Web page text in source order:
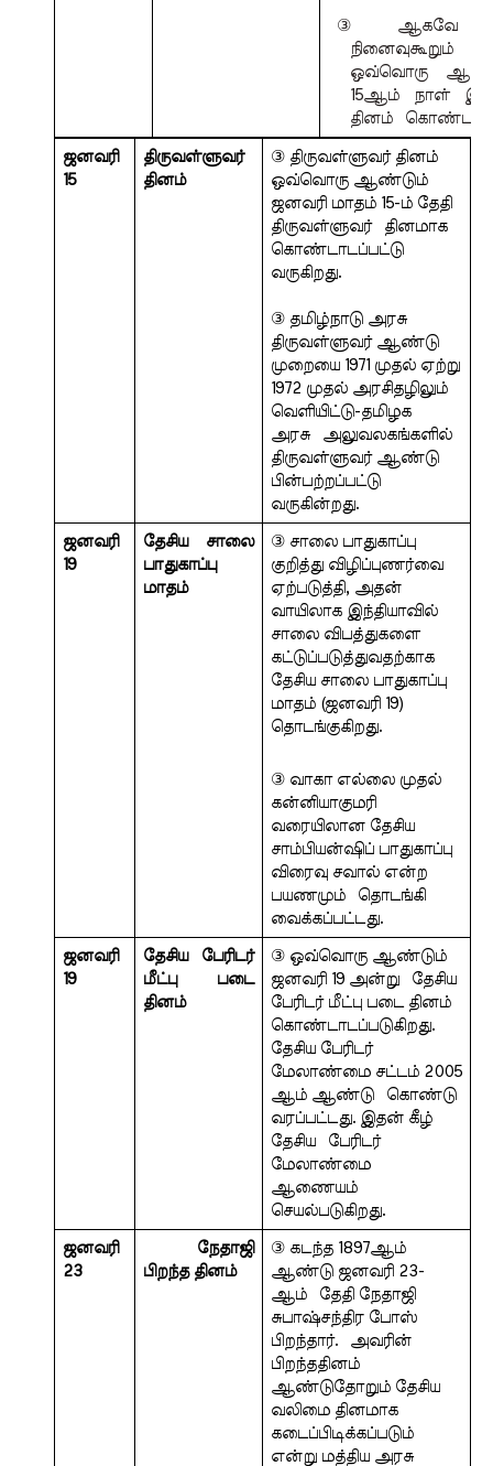
③ ஆகவே
ஒவ்வொரு
15ஆம் நாள்
தினம்
ஜனவரி
15
திருவள்ளுவர்
தினம்
③ திருவள்ளுவர் தினம்
ஒவ்வொரு ஆண்டும்
ஜனவரி மாதம் 15-ம் தேதி
திருவள்ளுவர்  தினமாக
கொண்டாடப்பட்டு
வருகிறது.
③ தமிழ்நாடு அரசு
திருவள்ளுவர் ஆண்டு
முறையை 1971 முதல் ஏற்று
1972 முதல் அரசிதழிலும்
வெளியிட்டு-தமிழக
அரசு  அலுவலகங்களில்
திருவள்ளுவர் ஆண்டு
பின்பற்றப்பட்டு
வருகின்றது.
ஜனவரி
19
தேசிய சாலை
பாதுகாப்பு
மாதம்
③ சாலை பாதுகாப்பு
குறித்து விழிப்புணர்வை
ஏற்படுத்தி, அதன்
வாயிலாக இந்தியாவில்
சாலை விபத்துகளை
கட்டுப்படுத்துவதற்காக
தேசிய சாலை பாதுகாப்பு
மாதம் (ஜனவரி 19)
தொடங்குகிறது.
③ வாகா எல்லை முதல்
கன்னியாகுமரி
வரையிலான தேசிய
சாம்பியன்ஷிப் பாதுகாப்பு
விரைவு சவால் என்ற
பயணமும்  தொடங்கி
வைக்கப்பட்டது.
ஜனவரி
19
தேசிய பேரிடர்
மீட்பு படை
தினம்
③ ஒவ்வொரு ஆண்டும்
ஜனவரி 19 அன்று  தேசிய
பேரிடர் மீட்பு படை தினம்
கொண்டாடப்படுகிறது.
தேசிய பேரிடர்
மேலாண்மை சட்டம் 2005
ஆம் ஆண்டு  கொண்டு
வரப்பட்டது. இதன் கீழ்
தேசிய  பேரிடர்
மேலாண்மை
ஆணையம்
செயல்படுகிறது.
ஜனவரி
23
பிறந்த தினம்
③ கடந்த 1897ஆம்
ஆண்டு ஜனவரி 23-
ஆம்  தேதி நேதாஜி
சுபாஷ்சந்திர போஸ்
பிறந்தார்.  அவரின்
பிறந்ததினம்
ஆண்டுதோறும் தேசிய
வலிமை தினமாக
கடைப்பிடிக்கப்படும்
என்று மத்திய அரசு